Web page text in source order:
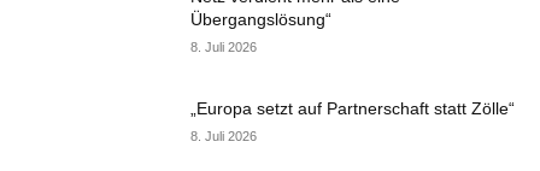
Übergangslösung“
8. Juli 2026
„Europa setzt auf Partnerschaft statt Zölle“
8. Juli 2026